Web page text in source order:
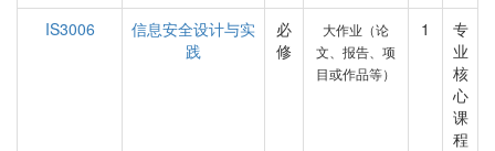
IS3006
信息安全设计与实
践
必
修
大作业（论
文、报告、项
目或作品等）
1
专
业
核
心
课
程